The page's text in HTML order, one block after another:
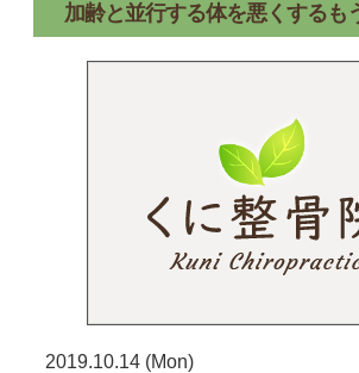
加齢と並行する体を悪くするも
2019.10.14 (Mon)